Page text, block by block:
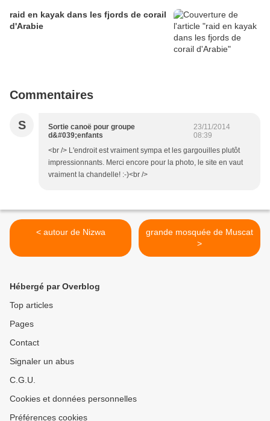
raid en kayak dans les fjords de corail
d'Arabie
Commentaires
S
Sortie canoë pour groupe
d&#039;enfants
23/11/2014
08:39
<br /> L'endroit est vraiment sympa et les gargouilles plutôt
impressionnants. Merci encore pour la photo, le site en vaut
vraiment la chandelle! :-)<br />
< autour de Nizwa
grande mosquée de Muscat
>
Hébergé par Overblog
Top articles
Pages
Contact
Signaler un abus
C.G.U.
Cookies et données personnelles
Préférences cookies